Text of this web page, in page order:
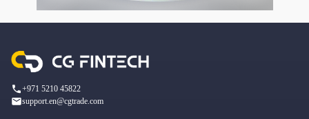
+971 5210 45822
support.en@cgtrade.com